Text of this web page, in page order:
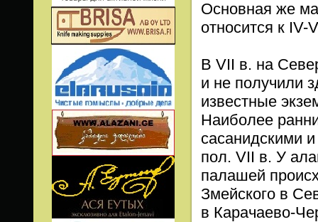
Основная же
относится к IV-
В VII в. на
и не получили
известные
Наиболее
сасанидскими
пол. VII в. У
палашей
Змейского в
в Карачаево-